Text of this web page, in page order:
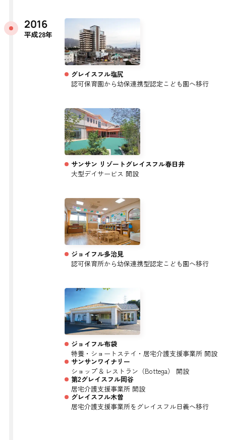
2016
平成28年
グレイスフル塩尻
認可保育園から幼保連携型認定こども園へ移行
サンサン リゾートグレイスフル春日井
大型デイサービス 開設
ジョイフル多治見
認可保育所から幼保連携型認定こども園へ移行
ジョイフル布袋
特養・ショートステイ・居宅介護支援事業所 開設
サンサンワイナリー
ショップ & レストラン（Bottega） 開設
第2グレイスフル岡谷
居宅介護支援事業所 開設
グレイスフル木曽
居宅介護支援事業所をグレイスフル日義へ移行